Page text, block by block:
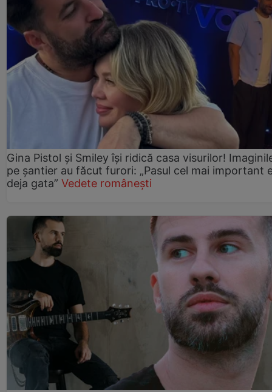
Gina Pistol și Smiley își ridică casa visurilor!
pe șantier au făcut furori: „Pasul cel mai important
deja gata” Vedete românești